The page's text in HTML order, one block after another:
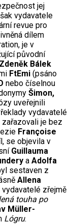
jej
vydavatele
revue pro
dílem
je v
původní
Zdeněk Bálek
FtEmi (psáno
nebo číselnou
Šimon,
uveřejnili
vydavatelé
je bez
Françoise
se objevila v
Guillauma
a Adolfa
sestaven z
Allena
zřejmě
touha po
Müller-
Lógru.